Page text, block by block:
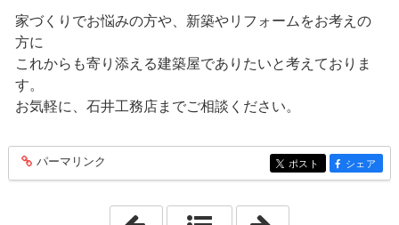
家づくりでお悩みの方や、新築やリフォームをお考えの
方に
これからも寄り添える建築屋でありたいと考えておりま
す。
お気軽に、石井工務店までご相談ください。
entry203
パーマリンク entry203
ポスト entry203
シェア
「2021年11月17日」